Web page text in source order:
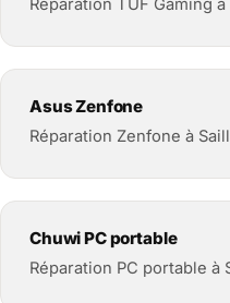
Réparation TUF Gaming
Asus Zenfone
Réparation Zenfone à
Chuwi PC portable
Réparation PC portable